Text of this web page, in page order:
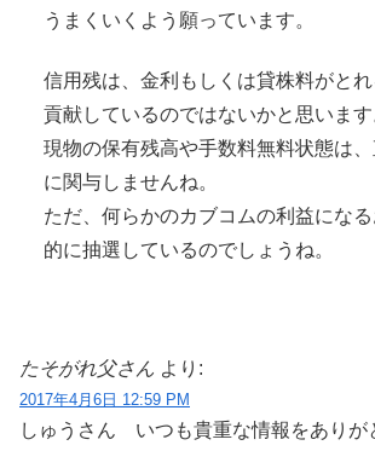
うまくいくよう願っています。
信用残は、金利もしくは貸株料がと
貢献しているのではないかと思います
現物の保有残高や手数料無料状態は
に関与しませんね。
ただ、何らかのカブコムの利益にな
的に抽選しているのでしょうね。
たそがれ父さん より:
2017年4月6日 12:59 PM
しゅうさん いつも貴重な情報をありが